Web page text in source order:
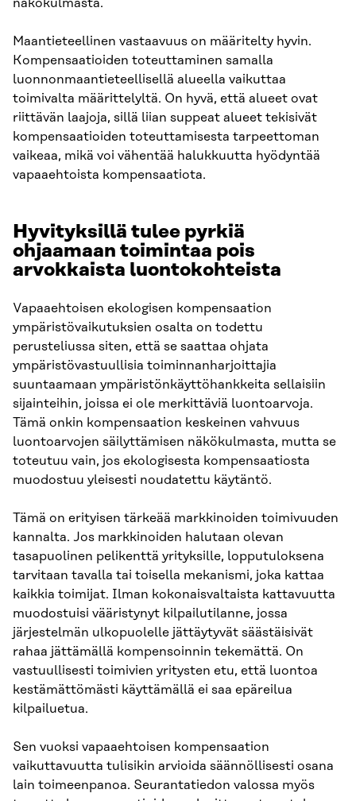
näkökulmasta.
Maantieteellinen vastaavuus on määritelty hyvin.
Kompensaatioiden toteuttaminen samalla
luonnonmaantieteellisellä alueella vaikuttaa
toimivalta määrittelyltä. On hyvä, että alueet ovat
riittävän laajoja, sillä liian suppeat alueet tekisivät
kompensaatioiden toteuttamisesta tarpeettoman
vaikeaa, mikä voi vähentää halukkuutta hyödyntää
vapaaehtoista kompensaatiota.
Hyvityksillä tulee pyrkiä
ohjaamaan toimintaa pois
arvokkaista luontokohteista
Vapaaehtoisen ekologisen kompensaation
ympäristövaikutuksien osalta on todettu
perusteliussa siten, että se saattaa ohjata
ympäristövastuullisia toiminnanharjoittajia
suuntaamaan ympäristönkäyttöhankkeita sellaisiin
sijainteihin, joissa ei ole merkittäviä luontoarvoja.
Tämä onkin kompensaation keskeinen vahvuus
luontoarvojen säilyttämisen näkökulmasta, mutta se
toteutuu vain, jos ekologisesta kompensaatiosta
muodostuu yleisesti noudatettu käytäntö.
Tämä on erityisen tärkeää markkinoiden toimivuuden
kannalta. Jos markkinoiden halutaan olevan
tasapuolinen pelikenttä yrityksille, lopputuloksena
tarvitaan tavalla tai toisella mekanismi, joka kattaa
kaikkia toimijat. Ilman kokonaisvaltaista kattavuutta
muodostuisi vääristynyt kilpailutilanne, jossa
järjestelmän ulkopuolelle jättäytyvät säästäisivät
rahaa jättämällä kompensoinnin tekemättä. On
vastuullisesti toimivien yritysten etu, että luontoa
kestämättömästi käyttämällä ei saa epäreilua
kilpailuetua.
Sen vuoksi vapaaehtoisen kompensaation
vaikuttavuutta tulisikin arvioida säännöllisesti osana
lain toimeenpanoa. Seurantatiedon valossa myös